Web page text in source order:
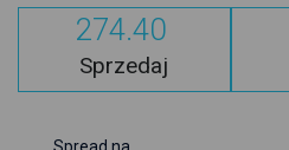
274.40
Sprzedaj